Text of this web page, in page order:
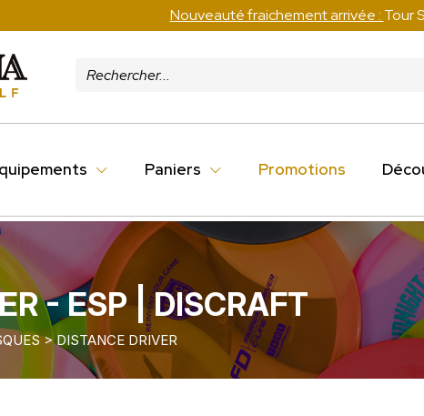
Nouveauté fraichement arrivée : Tour
Paniers Promotions
- ESP | DISCRAFT
>DISTANCE DRIVER